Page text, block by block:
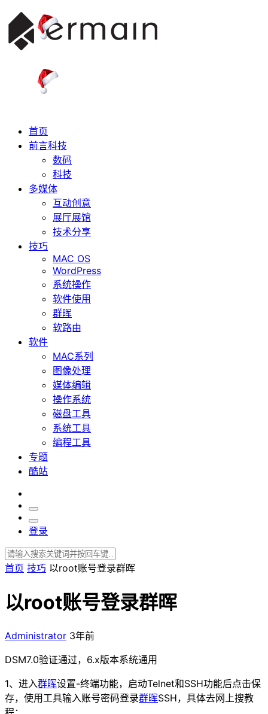
首页
前言科技
数码
科技
多媒体
互动创意
展厅展馆
技术分享
技巧
MAC OS
WordPress
系统操作
软件使用
群晖
软路由
软件
MAC系列
图像处理
媒体编辑
操作系统
磁盘工具
系统工具
编程工具
专题
酷站
登录
首页 技巧 以root账号登录群晖
以root账号登录群晖
Administrator 3年前
DSM7.0验证通过，6.x版本系统通用
1、进入群晖设置-终端功能，启动Telnet和SSH功能后点击保
存，使用工具输入账号密码登录群晖SSH，具体去网上搜教